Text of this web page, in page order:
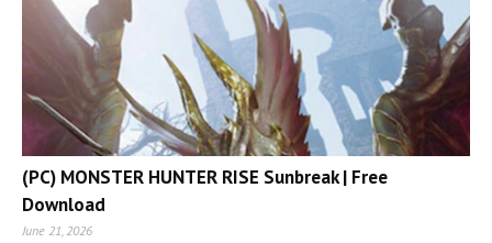
(PC) MONSTER HUNTER RISE Sunbreak | Free
Download
June 21, 2026